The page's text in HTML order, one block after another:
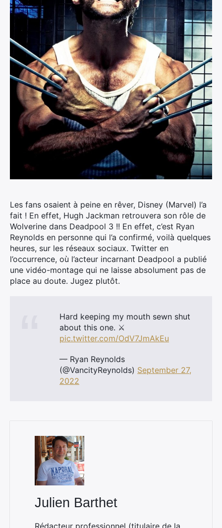
Les fans osaient à peine en rêver, Disney (Marvel) l’a
fait ! En effet, Hugh Jackman retrouvera son rôle de
Wolverine dans Deadpool 3 !! En effet, c’est Ryan
Reynolds en personne qui l’a confirmé, voilà quelques
heures, sur les réseaux sociaux. Twitter en
l’occurrence, où l’acteur incarnant Deadpool a publié
une vidéo-montage qui ne laisse absolument pas de
place au doute. Jugez plutôt.
Hard keeping my mouth sewn shut
about this one. ⚔️
pic.twitter.com/OdV7JmAkEu
— Ryan Reynolds
(@VancityReynolds) September 27,
2022
Julien Barthet
Rédacteur professionnel (titulaire de la